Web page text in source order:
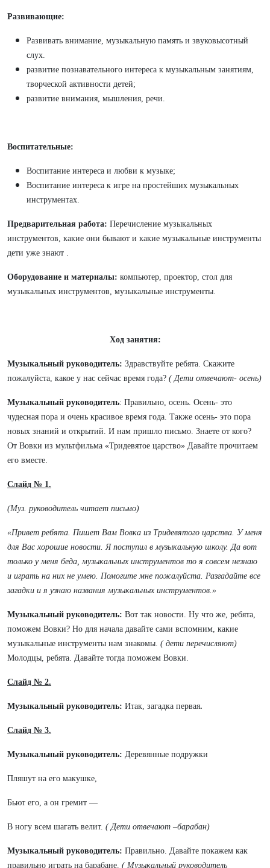
Развивающие:
Развивать внимание, музыкальную память и звуковысотный
слух.
развитие познавательного интереса к музыкальным занятиям,
творческой активности детей;
развитие внимания, мышления, речи.
Воспитательные:
Воспитание интереса и любви к музыке;
Воспитание интереса к игре на простейших музыкальных
инструментах.
Предварительная работа: Перечисление музыкальных
инструментов, какие они бывают и какие музыкальные инструменты
дети уже знают .
Оборудование и материалы: компьютер, проектор, стол для
музыкальных инструментов, музыкальные инструменты.
Ход занятия:
Музыкальный руководитель: Здравствуйте ребята. Скажите
пожалуйста, какое у нас сейчас время года? ( Дети отвечают- осень)
Музыкальный руководитель: Правильно, осень. Осень- это
чудесная пора и очень красивое время года. Также осень- это пора
новых знаний и открытий. И нам пришло письмо. Знаете от кого?
От Вовки из мультфильма «Тридевятое царство» Давайте прочитаем
его вместе.
Слайд № 1.
(Муз. руководитель читает письмо)
«Привет ребята. Пишет Вам Вовка из Тридевятого царства. У меня
для Вас хорошие новости. Я поступил в музыкальную школу. Да вот
только у меня беда, музыкальных инструментов то я совсем незнаю
и играть на них не умею. Помогите мне пожалуйста. Разгадайте все
загадки и я узнаю названия музыкальных инструментов.»
Музыкальный руководитель: Вот так новости. Ну что же, ребята,
поможем Вовки? Но для начала давайте сами вспомним, какие
музыкальные инструменты нам знакомы. ( дети перечисляют)
Молодцы, ребята. Давайте тогда поможем Вовки.
Слайд № 2.
Музыкальный руководитель: Итак, загадка первая.
Слайд № 3.
Музыкальный руководитель: Деревянные подружки
Пляшут на его макушке,
Бьют его, а он гремит —
В ногу всем шагать велит. ( Дети отвечают –барабан)
Музыкальный руководитель: Правильно. Давайте покажем как
правильно играть на барабане. ( Музыкальный руководитель